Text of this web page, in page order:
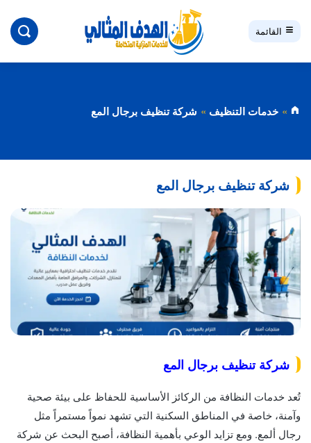
خدمات التنظيف شركة تنظيف برجال المع
شركة تنظيف برجال المع
شركة تنظيف برجال المع
تُعد خدمات النظافة من الركائز الأساسية للحفاظ على بيئة صحية
وآمنة، خاصة في المناطق السكنية التي تشهد نمواً مستمراً مثل
رجال ألمع. ومع تزايد الوعي بأهمية النظافة، أصبح البحث عن شركة